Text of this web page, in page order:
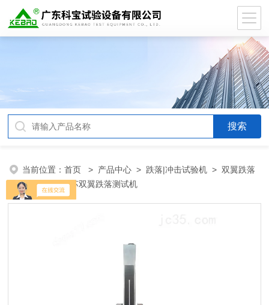
当前位置：首页 > 产品中心 > 跌落|冲击试验机 >双翼跌落
试验机> 江苏双翼跌落测试机